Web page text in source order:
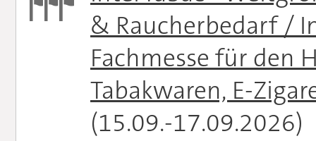
& Raucherbedarf /
Fachmesse für den
Tabakwaren, E-
(15.09.-17.09.2026)